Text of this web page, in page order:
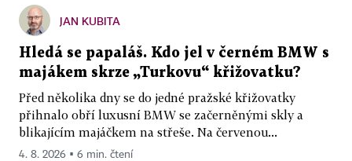
JAN KUBITA
Hledá se papaláš. Kdo jel v černém BMW s
majákem skrze „Turkovu“ křižovatku?
Před několika dny se do jedné pražské křižovatky
přihnalo obří luxusní BMW se začerněnými skly a
blikajícím majáčkem na střeše. Na červenou...
4. 8. 2026 ▪ 6 min. čtení